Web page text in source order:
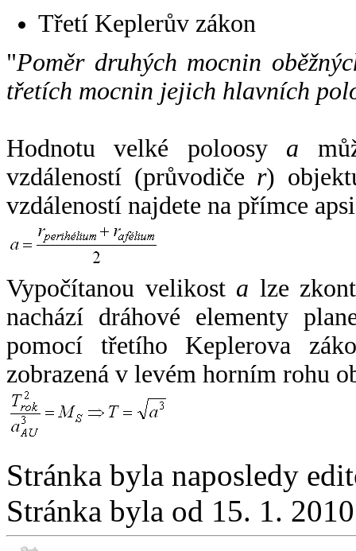
Třetí Keplerův zákon
"Poměr druhých mocnin
třetích mocnin jejich hlavních
Hodnotu velké poloosy a
vzdáleností (průvodiče r)
vzdáleností najdete na přímce
Vypočítanou velikost a lze
nachází dráhové elementy
pomocí třetího Keplerova
zobrazená v levém horním rohu
Stránka byla naposledy
Stránka byla od 15. 1.